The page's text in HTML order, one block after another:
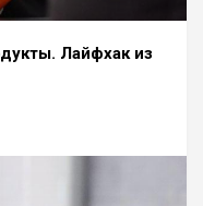
Лайфхак из